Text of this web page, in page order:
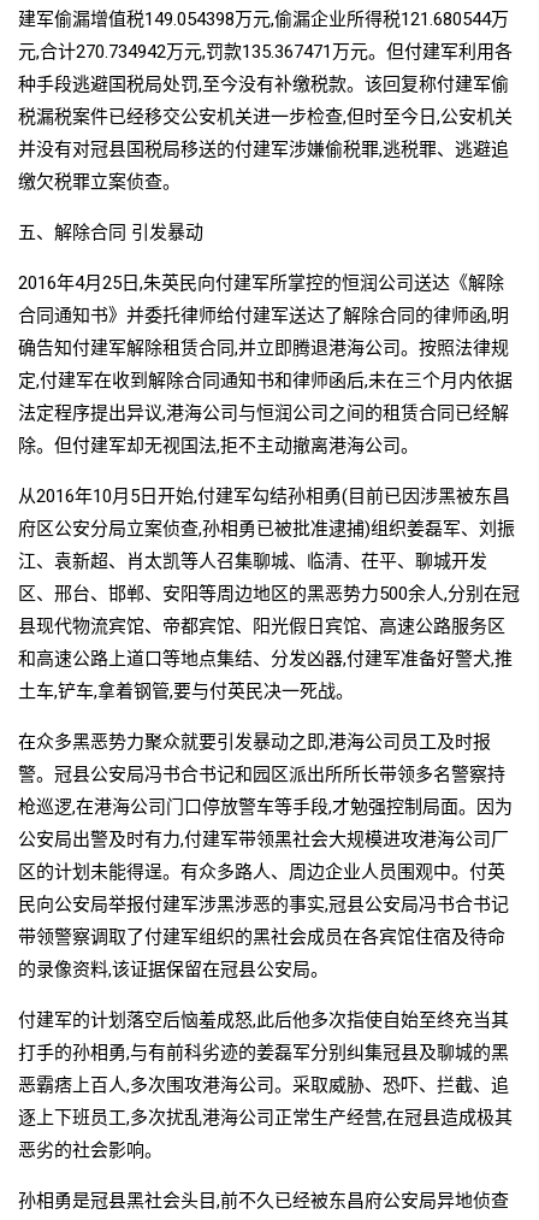
建军偷漏增值税149.054398万元,偷漏企业所得税121.680544万
元,合计270.734942万元,罚款135.367471万元。但付建军利用各
种手段逃避国税局处罚,至今没有补缴税款。该回复称付建军偷
税漏税案件已经移交公安机关进一步检查,但时至今日,公安机关
并没有对冠县国税局移送的付建军涉嫌偷税罪,逃税罪、逃避追
缴欠税罪立案侦查。
五、解除合同 引发暴动
2016年4月25日,朱英民向付建军所掌控的恒润公司送达《解除
合同通知书》并委托律师给付建军送达了解除合同的律师函,明
确告知付建军解除租赁合同,并立即腾退港海公司。按照法律规
定,付建军在收到解除合同通知书和律师函后,未在三个月内依据
法定程序提出异议,港海公司与恒润公司之间的租赁合同已经解
除。但付建军却无视国法,拒不主动撤离港海公司。
从2016年10月5日开始,付建军勾结孙相勇(目前已因涉黑被东昌
府区公安分局立案侦查,孙相勇已被批准逮捕)组织姜磊军、刘振
江、袁新超、肖太凯等人召集聊城、临清、茌平、聊城开发
区、邢台、邯郸、安阳等周边地区的黑恶势力500余人,分别在冠
县现代物流宾馆、帝都宾馆、阳光假日宾馆、高速公路服务区
和高速公路上道口等地点集结、分发凶器,付建军准备好警犬,推
土车,铲车,拿着钢管,要与付英民决一死战。
在众多黑恶势力聚众就要引发暴动之即,港海公司员工及时报
警。冠县公安局冯书合书记和园区派出所所长带领多名警察持
枪巡逻,在港海公司门口停放警车等手段,才勉强控制局面。因为
公安局出警及时有力,付建军带领黑社会大规模进攻港海公司厂
区的计划未能得逞。有众多路人、周边企业人员围观中。付英
民向公安局举报付建军涉黑涉恶的事实,冠县公安局冯书合书记
带领警察调取了付建军组织的黑社会成员在各宾馆住宿及待命
的录像资料,该证据保留在冠县公安局。
付建军的计划落空后恼羞成怒,此后他多次指使自始至终充当其
打手的孙相勇,与有前科劣迹的姜磊军分别纠集冠县及聊城的黑
恶霸痞上百人,多次围攻港海公司。采取威胁、恐吓、拦截、追
逐上下班员工,多次扰乱港海公司正常生产经营,在冠县造成极其
恶劣的社会影响。
孙相勇是冠县黑社会头目,前不久已经被东昌府公安局异地侦查